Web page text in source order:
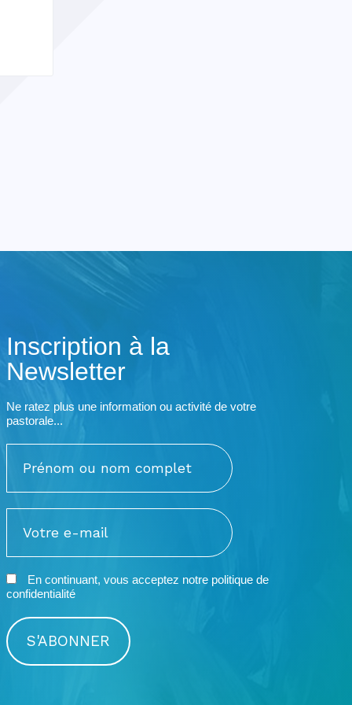
Inscription à la
Newsletter
Ne ratez plus une information ou activité de votre
pastorale...
En continuant, vous acceptez notre politique de
confidentialité